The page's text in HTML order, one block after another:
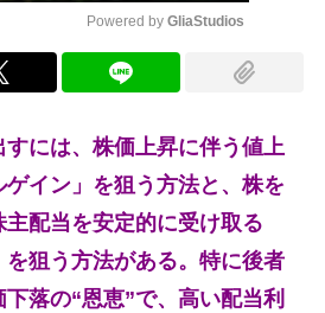
Powered by GliaStudios
には、株価上昇に伴う値上
イン」を狙う方法と、株を
配当を安定的に受け取る
を狙う方法がある。特に後者
落の“恩恵”で、高い配当利